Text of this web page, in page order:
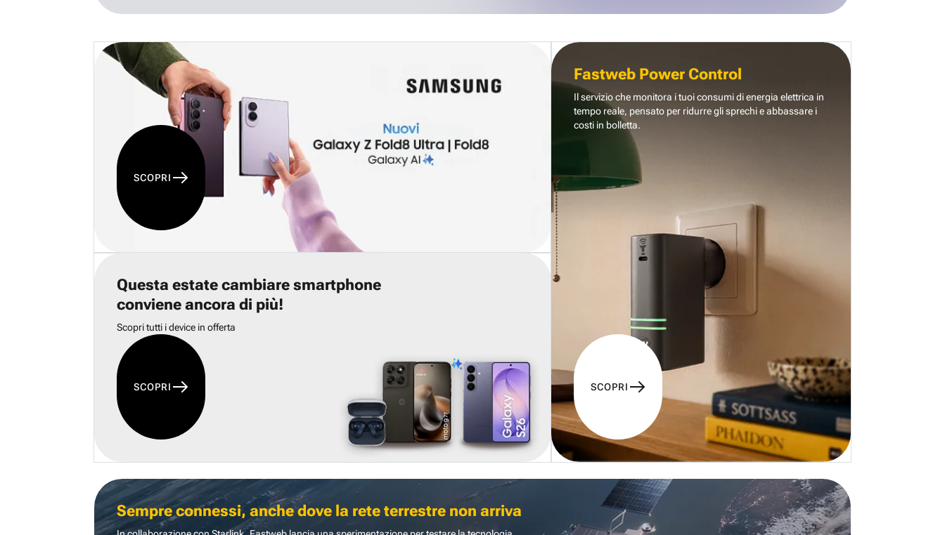
SCOPRI
Questa estate cambiare smartphone
conviene ancora di più!
Scopri tutti i device in offerta
SCOPRI
Fastweb Power Control
Il servizio che monitora i tuoi consumi di energia elettrica in
tempo reale, pensato per ridurre gli sprechi e abbassare i
costi in bolletta.
SCOPRI
Sempre connessi, anche dove la rete terrestre non arriva